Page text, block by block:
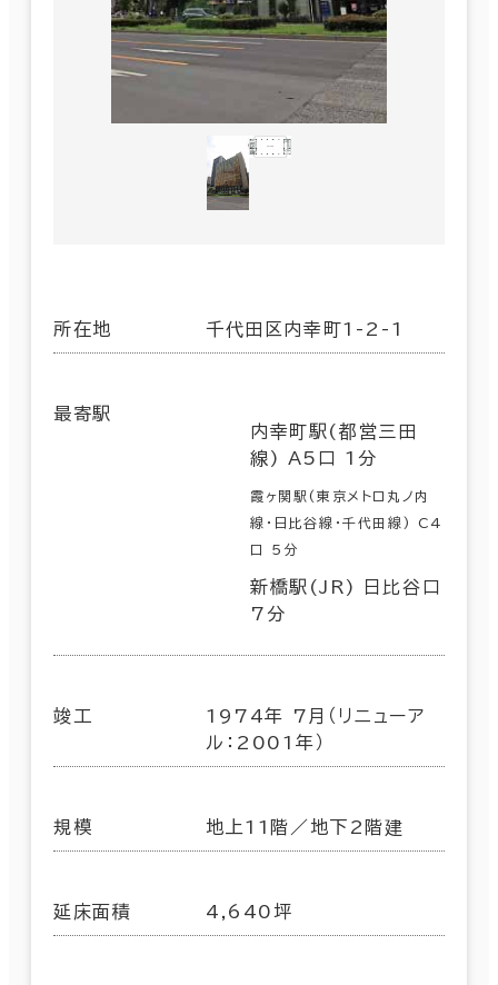
所在地 千代田区内幸町1-2-1
最寄駅
内幸町駅(都営三田
線) A5口 1分
霞ヶ関駅(東京メトロ丸ノ内
線･日比谷線･千代田線) C4
口 5分
新橋駅(JR) 日比谷口
7分
竣工
1974年 7月（リニューア
ル：2001年）
規模 地上11階／地下2階建
延床面積 4,640坪